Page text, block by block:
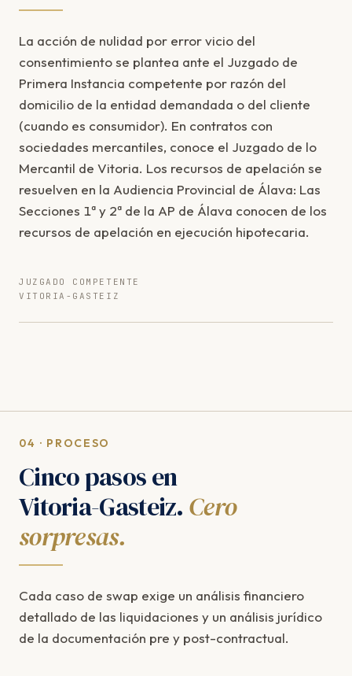
La acción de nulidad por error vicio del
consentimiento se plantea ante el Juzgado de
Primera Instancia competente por razón del
domicilio de la entidad demandada o del cliente
(cuando es consumidor). En contratos con
sociedades mercantiles, conoce el Juzgado de lo
Mercantil de Vitoria. Los recursos de apelación se
resuelven en la Audiencia Provincial de Álava: Las
Secciones 1ª y 2ª de la AP de Álava conocen de los
recursos de apelación en ejecución hipotecaria.
JUZGADO COMPETENTE
VITORIA-GASTEIZ
04 · PROCESO
Cinco pasos en
Vitoria-Gasteiz. Cero
sorpresas.
Cada caso de swap exige un análisis financiero
detallado de las liquidaciones y un análisis jurídico
de la documentación pre y post-contractual.